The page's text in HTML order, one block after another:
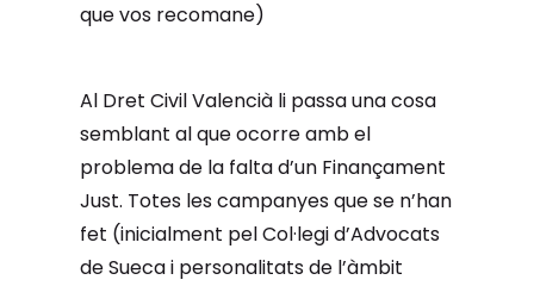
que vos recomane)
Al Dret Civil Valencià li passa una cosa
semblant al que ocorre amb el
problema de la falta d’un Finançament
Just. Totes les campanyes que se n’han
fet (inicialment pel Col·legi d’Advocats
de Sueca i personalitats de l’àmbit